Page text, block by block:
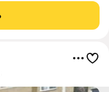
отделкой
к проживанию